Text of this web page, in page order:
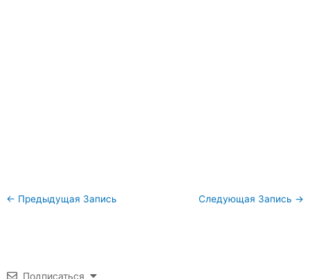
← Предыдущая Запись Следующая Запись →
Подписаться